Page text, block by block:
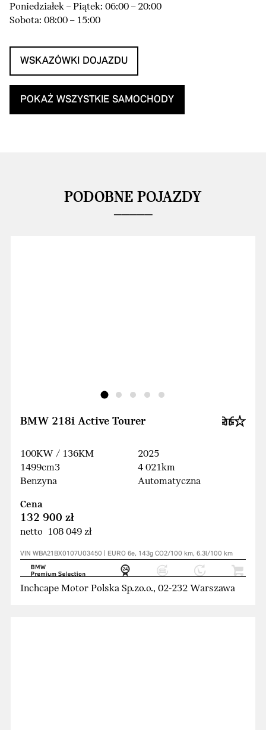
Poniedziałek – Piątek: 06:00 – 20:00
Sobota: 08:00 – 15:00
WSKAZÓWKI DOJAZDU
POKAŻ WSZYSTKIE SAMOCHODY
PODOBNE POJAZDY
BMW 218i Active Tourer
100KW / 136KM
1499cm3
Benzyna
2025
4 021km
Automatyczna
Cena
132 900 zł
netto 108 049 zł
VIN WBA21BX0107U03450 | EURO 6e, 143g CO2/100 km, 6.3l/100 km
Inchcape Motor Polska Sp.zo.o., 02-232 Warszawa